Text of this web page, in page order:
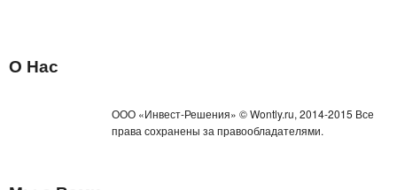
О Нас
ООО «Инвест-Решения» © Wontly.ru, 2014-2015 Все
права сохранены за правообладателями.